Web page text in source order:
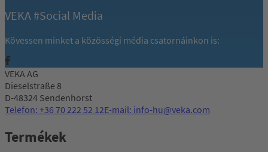
VEKA #Social Media
Kövessen minket a közösségi média csatornáinkon is:
VEKA AG
Dieselstraße 8
D-48324 Sendenhorst
Telefon: +36 70 222 52 12E-mail: info-hu@veka.com
Termékek